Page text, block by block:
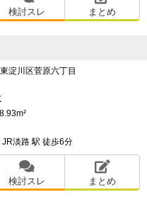
千里丘駅まで徒歩2分
リットだと感じます。
で、JRと阪急を選ぶこ
す。
検討スレ まとめ
淀川区菅原六丁目
JR淡路 駅 徒歩6分
検討スレ まとめ